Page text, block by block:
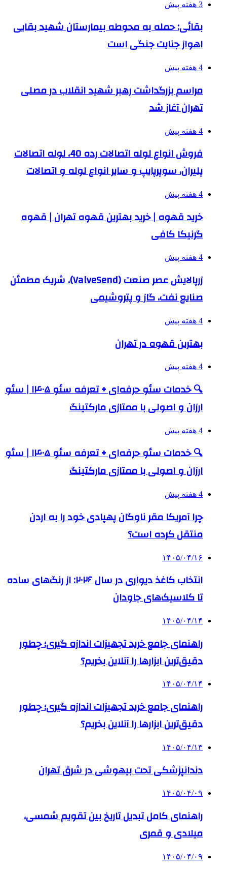
3 هفته پیش
بقائی: حمله به محوطه بیمارستان شهید بقایی
اهواز جنایت جنگی است
4 هفته پیش
مراسم بزرگداشت رهبر شهید انقلاب در مصلی
تهران آغاز شد
4 هفته پیش
فروش انواع لوله اتصالات رده 40، لوله اتصالات
پلیران، سوپرپایپ و سایر انواع لوله و اتصالات
4 هفته پیش
خرید قهوه | خرید بهترین قهوه تهران | قهوه
گرنیکا کافی
4 هفته پیش
زرپالایش عصر صنعت (ValveSend)، شریک مطمئن
صنایع نفت، گاز و پتروشیمی
4 هفته پیش
بهترین قهوه در تهران
4 هفته پیش
🔍 خدمات سئو حرفه‌ای + تعرفه سئو ۱۴۰۵ | سئو
ارزان و اصولی با ممتازی مارکتینگ
4 هفته پیش
🔍 خدمات سئو حرفه‌ای + تعرفه سئو ۱۴۰۵ | سئو
ارزان و اصولی با ممتازی مارکتینگ
4 هفته پیش
چرا آمریکا مقر ناوگان پهپادی خود را به اردن
منتقل کرده است؟
۱۴۰۵/۰۴/۱۶
انتخاب کاغذ دیواری در سال ۲۰۲۶: از رنگ‌های ساده
تا کلاسیک‌های جاودان
۱۴۰۵/۰۴/۱۴
راهنمای جامع خرید تجهیزات اندازه گیری؛ چطور
دقیق‌ترین ابزارها را آنلاین بخریم؟
۱۴۰۵/۰۴/۱۴
راهنمای جامع خرید تجهیزات اندازه گیری؛ چطور
دقیق‌ترین ابزارها را آنلاین بخریم؟
۱۴۰۵/۰۴/۱۳
دندانپزشکی تحت بیهوشی در شرق تهران
۱۴۰۵/۰۴/۰۹
راهنمای کامل تبدیل تاریخ بین تقویم شمسی،
میلادی و قمری
۱۴۰۵/۰۴/۰۹